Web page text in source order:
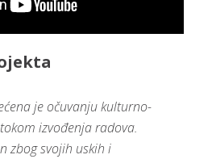
je očuvanju kulturno-
izvođenja radova.
zbog svojih uskih i